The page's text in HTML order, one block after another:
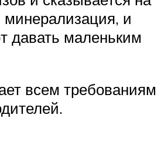
и
давать маленьким
всем требованиям